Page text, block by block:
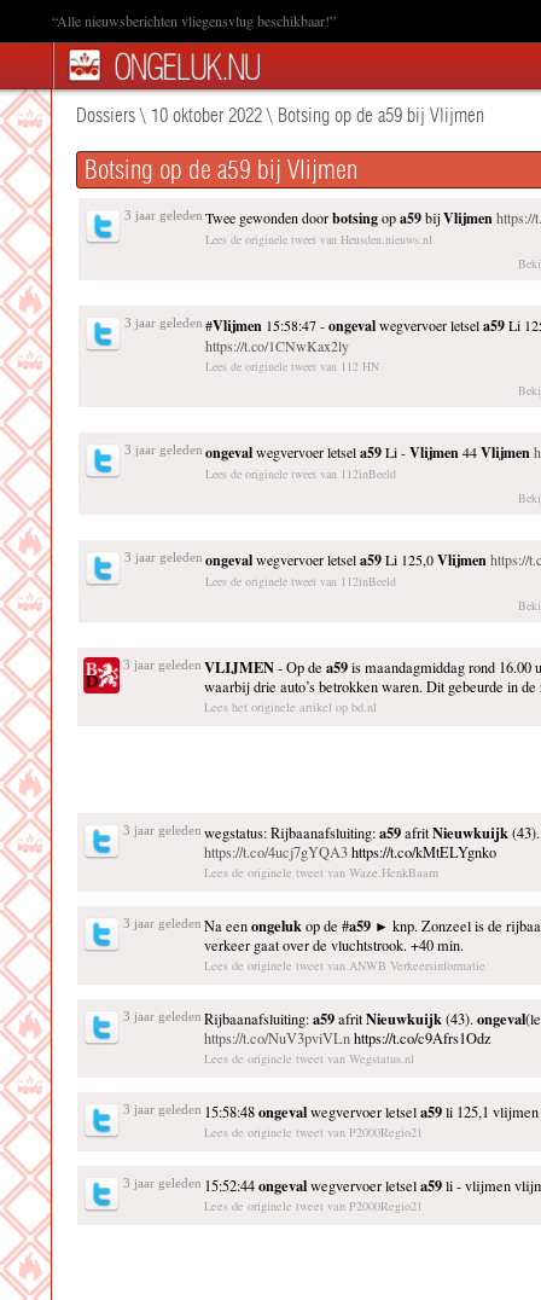
“Alle nieuwsberichten vliegensvlug beschikbaar!”
Dossiers\ 10 oktober 2022\ Botsing op de a59 bij Vlijmen
Botsing op de a59 bij Vlijmen
3 jaar geleden Twee gewonden doorbotsingopa59bijVlijmenhttps://
Lees de originele tweet van Heusden.nieuws.nl
3 jaar geleden #Vlijmen 15:58:47 -ongevalwegvervoer letsela59Li
https://t.co/1CNwKax2ly
Lees de originele tweet van 112 HN
3 jaar geleden ongevalwegvervoer letsela59Li -Vlijmen44Vlijmen
Lees de originele tweet van 112inBeeld
3 jaar geleden ongevalwegvervoer letsela59Li 125,0Vlijmenhttps://
Lees de originele tweet van 112inBeeld
3 jaar geleden VLIJMEN- Op de a59is maandagmiddag rond 16.00
waarbij drie auto’s betrokken waren. Dit gebeurde in
Lees het originele artikel op bd.nl
3 jaar geleden wegstatus: Rijbaanafsluiting:a59afritNieuwkuijk
https://t.co/4ucj7gYQA3https://t.co/kMtELYgnko
Lees de originele tweet van Waze.HenkBaarn
3 jaar geleden Na eenongelukop de #a59 ► knp. Zonzeel is de
verkeer gaat over de vluchtstrook. +40 min.
Lees de originele tweet van ANWB Verkeersinformatie
3 jaar geleden Rijbaanafsluiting:a59afritNieuwkuijk(43). ongeval
https://t.co/NuV3pviVLnhttps://t.co/c9Afrs1Odz
Lees de originele tweet van Wegstatus.nl
3 jaar geleden 15:58:48ongevalwegvervoer letsela59li 125,1 vlijmen
Lees de originele tweet van P2000Regio21
3 jaar geleden 15:52:44ongevalwegvervoer letsela59li - vlijmen
Lees de originele tweet van P2000Regio21